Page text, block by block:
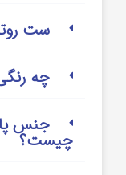
ست
چه
جنس
چیست؟